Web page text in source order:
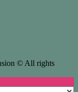
© All rights